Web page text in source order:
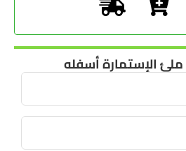
الإستمارة أسفله